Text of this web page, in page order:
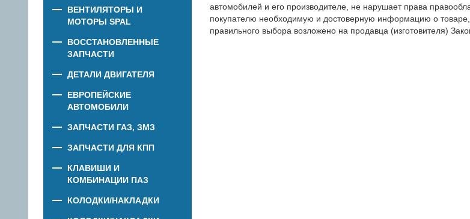
ВЕНТИЛЯТОРЫ И
МОТОРЫ SPAL
ВОССТАНОВЛЕННЫЕ
ЗАПЧАСТИ
ДЕТАЛИ ДВИГАТЕЛЯ
ЕВРОПЕЙСКИЕ
АВТОМОБИЛИ
ЗАПЧАСТИ ГАЗ, ЗМЗ
ЗАПЧАСТИ ДЛЯ КПП
КЛАВИШИ И
КОМБИНАЦИИ ПАЗ
КОЛОДКИ/НАКЛАДКИ
автомобилей и его производителе, не нарушает права
покупателю необходимую и достоверную информацию о
правильного выбора возложено на продавца (изготовителя)